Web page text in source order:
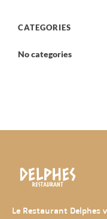
CATEGORIES
No categories
Le Restaurant Delphes